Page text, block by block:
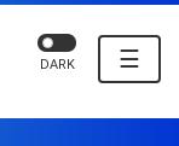
☰
DARK